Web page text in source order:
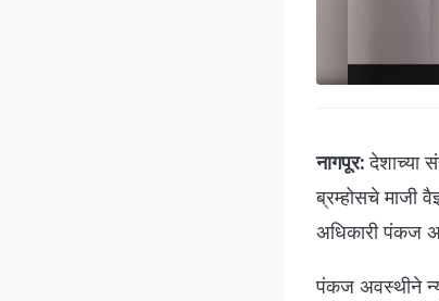
नागपूर: देशाच्या
ब्रम्होसचे माजी
अधिकारी पंकज
पंकज अवस्थीने